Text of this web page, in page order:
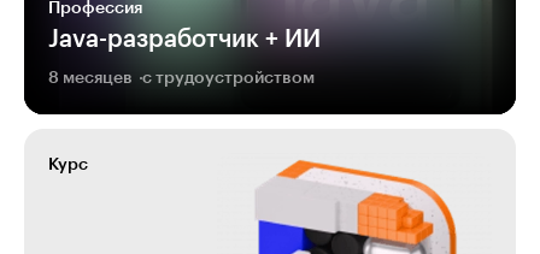
Профессия
Java-разработчик + ИИ
8 месяцев с трудоустройством
Курс